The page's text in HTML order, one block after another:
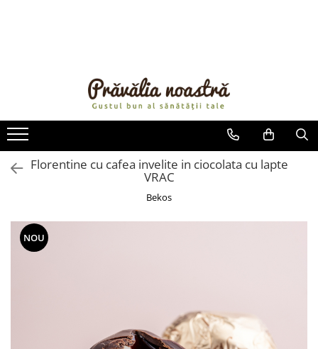
ULEIURI ȘI UNTURI
MĂSLINE
NUCI ȘI SEMINȚE
FRUCTE DESHIDRATATE
ÎNDULCITORI NATURALI / MIERE
OȚETURI ȘI SOSURI
SOSURI
CREME ȘI PASTE TARTINABILE
Florentine cu cafea invelite in ciocolata cu lapte
VRAC
Bekos
NOU